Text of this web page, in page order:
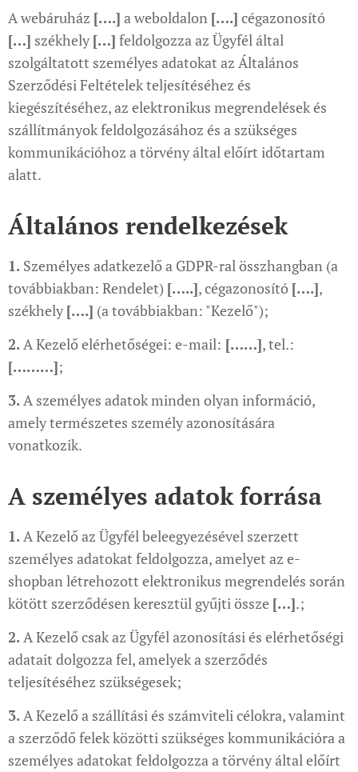
A webáruház [….] a weboldalon [….] cégazonosító
[…] székhely[…] feldolgozza az Ügyfél által
szolgáltatott személyes adatokat az Általános
Szerződési Feltételek teljesítéséhez és
kiegészítéséhez, az elektronikus megrendelések és
szállítmányok feldolgozásához és a szükséges
kommunikációhoz a törvény által előírt időtartam
alatt.
Általános rendelkezések
1. Személyes adatkezelő a GDPR-ral összhangban (a
továbbiakban: Rendelet) […..], cégazonosító [….],
székhely[….] (a továbbiakban: "Kezelő");
2. A Kezelő elérhetőségei: e-mail: [……], tel.:
[………];
3. A személyes adatok minden olyan információ,
amely természetes személy azonosítására
vonatkozik.
A személyes adatok forrása
1. A Kezelő az Ügyfél beleegyezésével szerzett
személyes adatokat feldolgozza, amelyet az e-
shopban létrehozott elektronikus megrendelés során
kötött szerződésen keresztül gyűjti össze […].;
2. A Kezelő csak az Ügyfél azonosítási és elérhetőségi
adatait dolgozza fel, amelyek a szerződés
teljesítéséhez szükségesek;
3. A Kezelő a szállítási és számviteli célokra, valamint
a szerződő felek közötti szükséges kommunikációra a
személyes adatokat feldolgozza a törvény által előírt